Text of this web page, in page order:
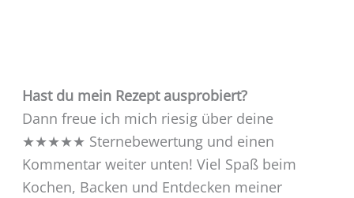
Hast du mein Rezept ausprobiert?
Dann freue ich mich riesig über deine
★★★★★ Sternebewertung und einen
Kommentar weiter unten! Viel Spaß beim
Kochen, Backen und Entdecken meiner